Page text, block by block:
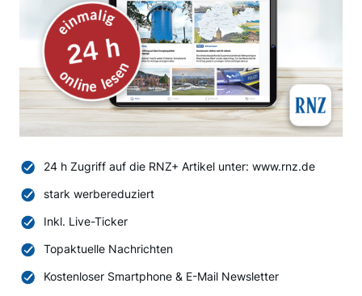
24 h Zugriff auf die RNZ+ Artikel unter: www.rnz.de
stark werbereduziert
Inkl. Live-Ticker
Topaktuelle Nachrichten
Kostenloser Smartphone & E-Mail Newsletter